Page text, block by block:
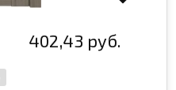
402,43 руб.